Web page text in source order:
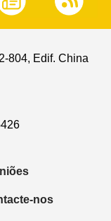
804, Edif. China
nos